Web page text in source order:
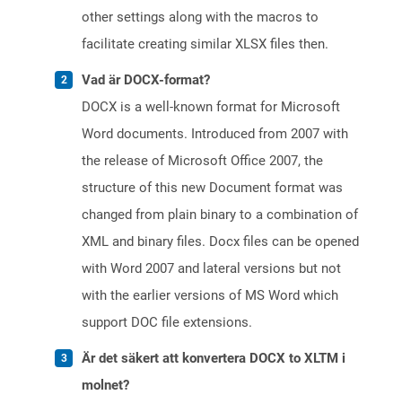
other settings along with the macros to
facilitate creating similar XLSX files then.
Vad är DOCX-format?
DOCX is a well-known format for Microsoft
Word documents. Introduced from 2007 with
the release of Microsoft Office 2007, the
structure of this new Document format was
changed from plain binary to a combination of
XML and binary files. Docx files can be opened
with Word 2007 and lateral versions but not
with the earlier versions of MS Word which
support DOC file extensions.
Är det säkert att konvertera DOCX to XLTM i
molnet?